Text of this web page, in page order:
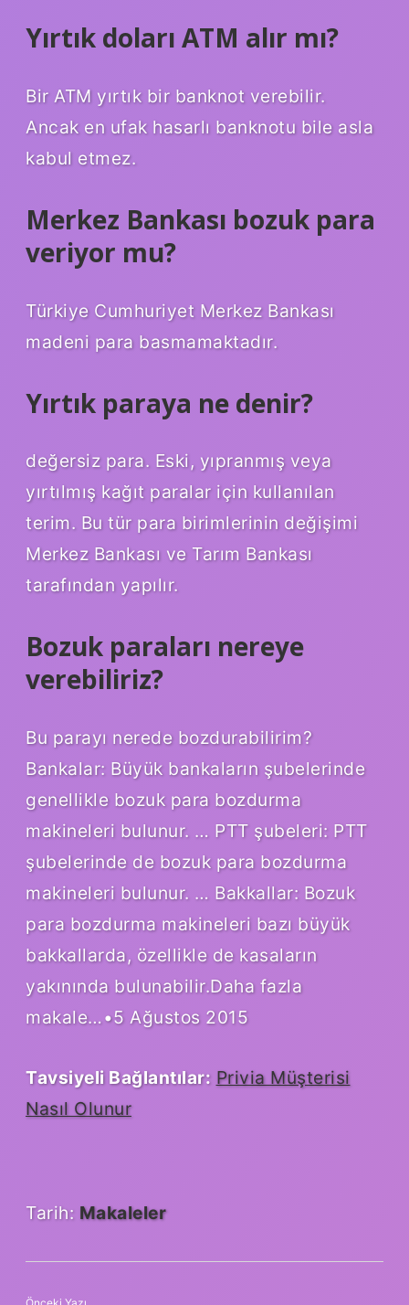
Yırtık doları ATM alır mı?
Bir ATM yırtık bir banknot verebilir.
Ancak en ufak hasarlı banknotu bile asla
kabul etmez.
Merkez Bankası bozuk para
veriyor mu?
Türkiye Cumhuriyet Merkez Bankası
madeni para basmamaktadır.
Yırtık paraya ne denir?
değersiz para. Eski, yıpranmış veya
yırtılmış kağıt paralar için kullanılan
terim. Bu tür para birimlerinin değişimi
Merkez Bankası ve Tarım Bankası
tarafından yapılır.
Bozuk paraları nereye
verebiliriz?
Bu parayı nerede bozdurabilirim?
Bankalar: Büyük bankaların şubelerinde
genellikle bozuk para bozdurma
makineleri bulunur. … PTT şubeleri: PTT
şubelerinde de bozuk para bozdurma
makineleri bulunur. … Bakkallar: Bozuk
para bozdurma makineleri bazı büyük
bakkallarda, özellikle de kasaların
yakınında bulunabilir.Daha fazla
makale…•5 Ağustos 2015
Tavsiyeli Bağlantılar: Privia Müşterisi
Nasıl Olunur
Tarih: Makaleler